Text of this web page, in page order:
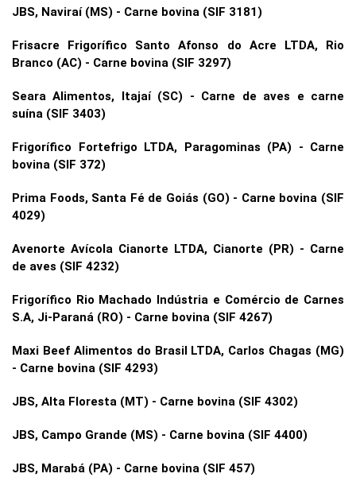
JBS, Naviraí (MS) - Carne bovina (SIF 3181)
Frisacre Frigorífico Santo Afonso do Acre LTDA, Rio
Branco (AC) - Carne bovina (SIF 3297)
Seara Alimentos, Itajaí (SC) - Carne de aves e carne
suína (SIF 3403)
Frigorífico Fortefrigo LTDA, Paragominas (PA) - Carne
bovina (SIF 372)
Prima Foods, Santa Fé de Goiás (GO) - Carne bovina (SIF
4029)
Avenorte Avícola Cianorte LTDA, Cianorte (PR) - Carne
de aves (SIF 4232)
Frigorífico Rio Machado Indústria e Comércio de Carnes
S.A, Ji-Paraná (RO) - Carne bovina (SIF 4267)
Maxi Beef Alimentos do Brasil LTDA, Carlos Chagas (MG)
- Carne bovina (SIF 4293)
JBS, Alta Floresta (MT) - Carne bovina (SIF 4302)
JBS, Campo Grande (MS) - Carne bovina (SIF 4400)
JBS, Marabá (PA) - Carne bovina (SIF 457)